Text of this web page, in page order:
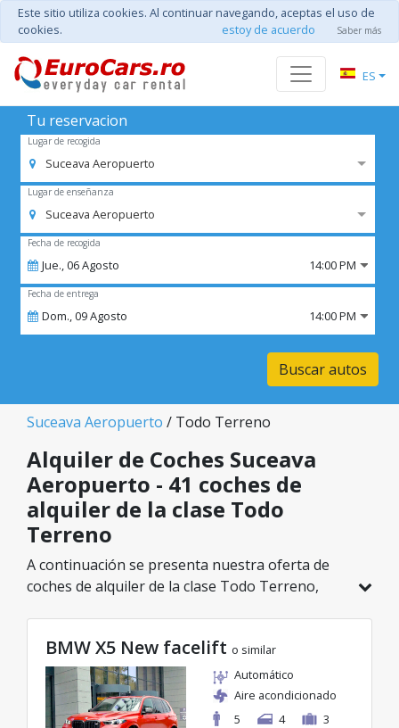
Este sitio utiliza cookies. Al continuar navegando, aceptas el uso de
cookies.
estoy de acuerdo Saber más
ES
Tu reservacion
Lugar de recogida
Suceava Aeropuerto
Lugar de enseñanza
Suceava Aeropuerto
Fecha de recogida
Jue.,06Agosto 14:00 PM
Fecha de entrega
Dom.,09Agosto 14:00 PM
Buscar autos
Suceava Aeropuerto / Todo Terreno
Alquiler de Coches Suceava
Aeropuerto - 41 coches de
alquiler de la clase Todo
Terreno
A continuación se presenta nuestra oferta de
coches de alquiler de la clase Todo Terreno,
el modelo ideal de la categoría seleccionada, con
tarifas excelentes desde solo 26€/día.
BMW X5 New facelift o similar
Automático
Aire acondicionado
5
4 3